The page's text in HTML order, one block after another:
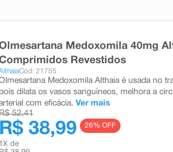
Medoxomila 40mg
Revestidos
Cód: 21755
Medoxomila Althaia é usada no
pois dilata os vasos sanguíneos, melhora a
com eficácia. Ver mais
52,41
R$ 38,99 26% OFF
1 X de